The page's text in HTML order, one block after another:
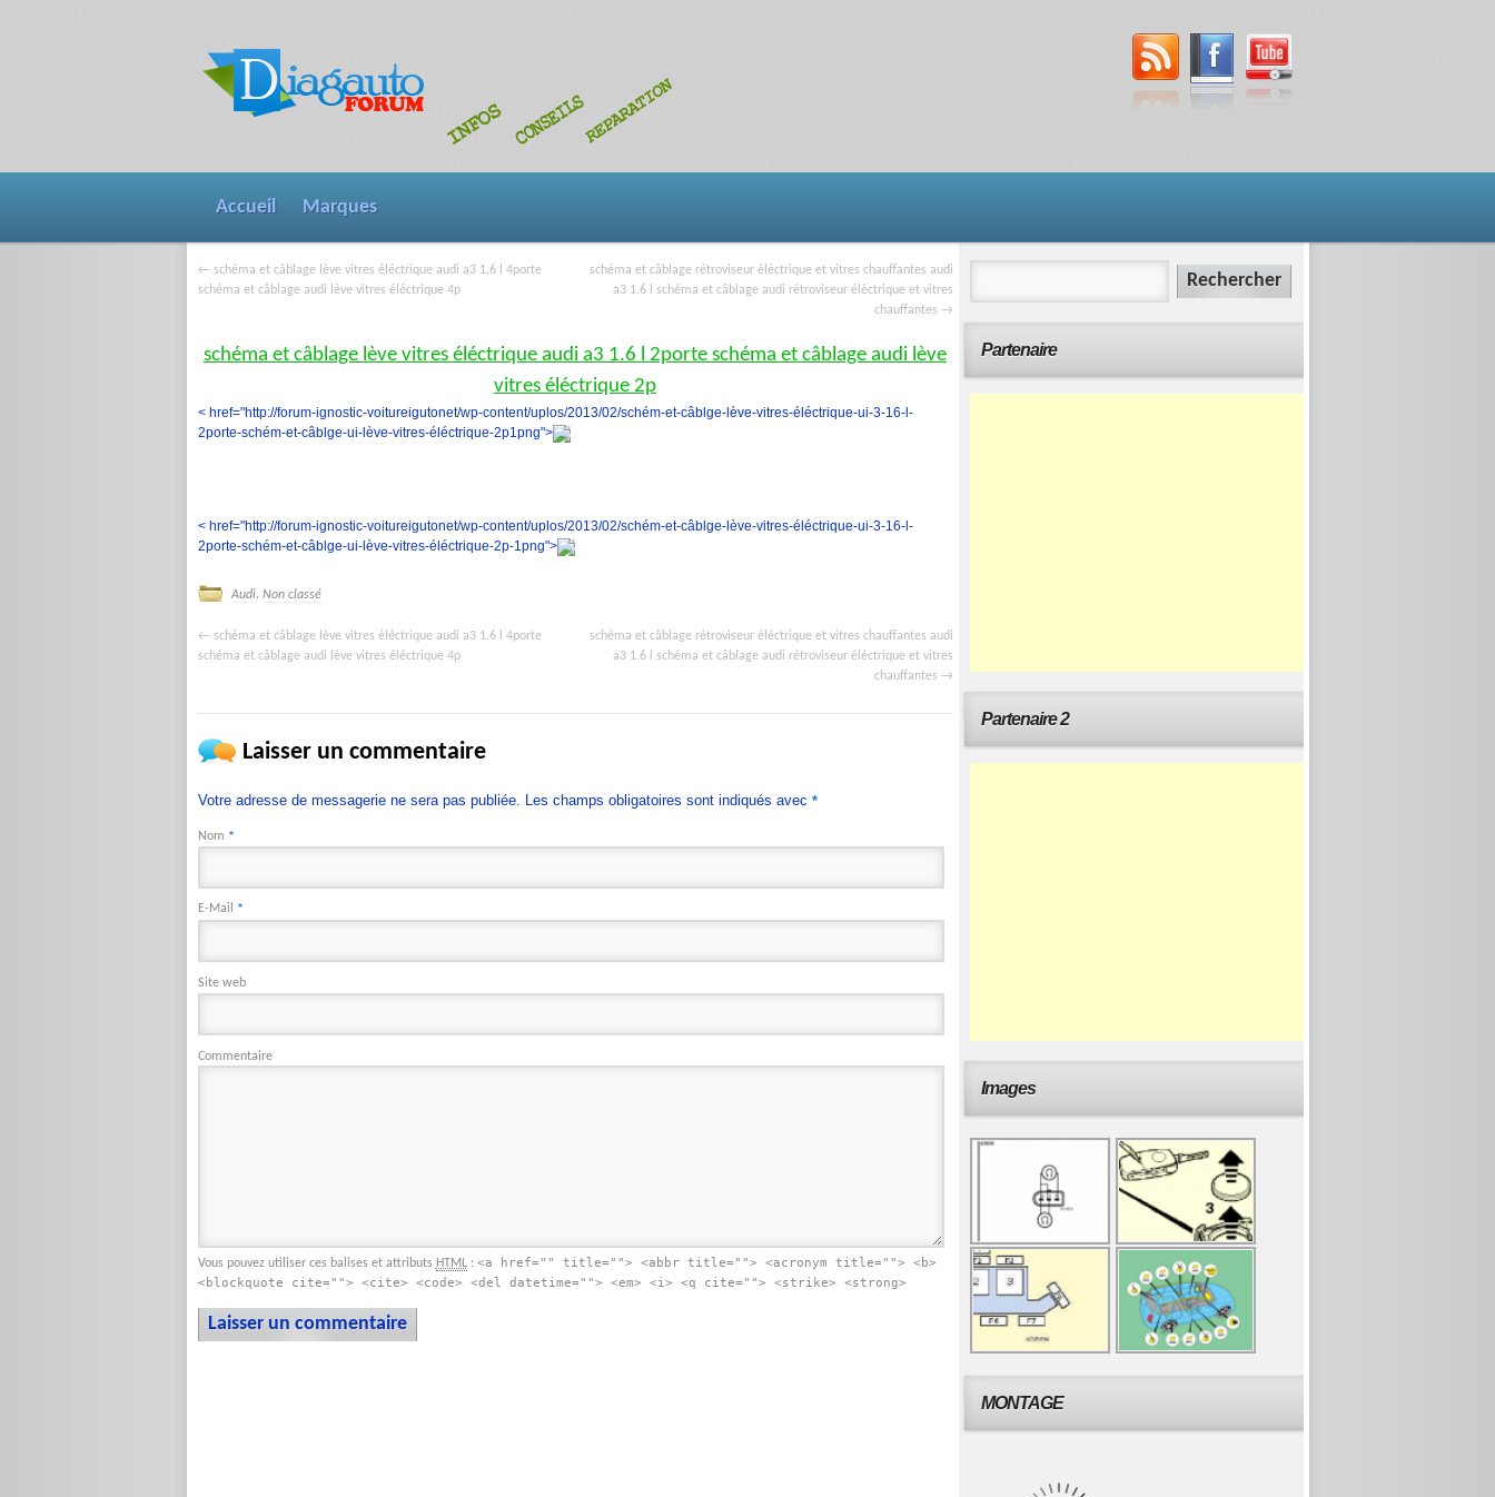
Accueil Marques
← schéma et câblage lève vitres éléctrique audi a3 1.6 l 4porte
schéma et câblage audi lève vitres éléctrique 4p
schéma et câblage rétroviseur éléctrique et vitres chauffantes audi
a3 1.6 l schéma et câblage audi rétroviseur éléctrique et vitres
chauffantes →
schéma et câblage lève vitres éléctrique audi a3 1.6 l 2porte schéma et câblage audi lève
vitres éléctrique 2p
< href="http://forum-ignostic-voitureigutonet/wp-content/uplos/2013/02/schém-et-câblge-lève-vitres-éléctrique-ui-3-16-l-
2porte-schém-et-câblge-ui-lève-vitres-éléctrique-2p1png">
< href="http://forum-ignostic-voitureigutonet/wp-content/uplos/2013/02/schém-et-câblge-lève-vitres-éléctrique-ui-3-16-l-
2porte-schém-et-câblge-ui-lève-vitres-éléctrique-2p-1png">
Audi, Non classé
← schéma et câblage lève vitres éléctrique audi a3 1.6 l 4porte
schéma et câblage audi lève vitres éléctrique 4p
schéma et câblage rétroviseur éléctrique et vitres chauffantes audi
a3 1.6 l schéma et câblage audi rétroviseur éléctrique et vitres
chauffantes →
Laisser un commentaire
Votre adresse de messagerie ne sera pas publiée. Les champs obligatoires sont indiqués avec *
Nom *
E-Mail *
Site web
Commentaire
Vous pouvez utiliser ces balises et attributs HTML: <a href="" title=""> <abbr title=""> <acronym title=""> <b>
<blockquote cite=""> <cite> <code> <del datetime=""> <em> <i> <q cite=""> <strike> <strong>
Partenaire
Partenaire 2
Images
MONTAGE